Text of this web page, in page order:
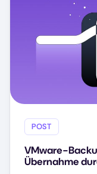
POST
VMware-
Übernahme